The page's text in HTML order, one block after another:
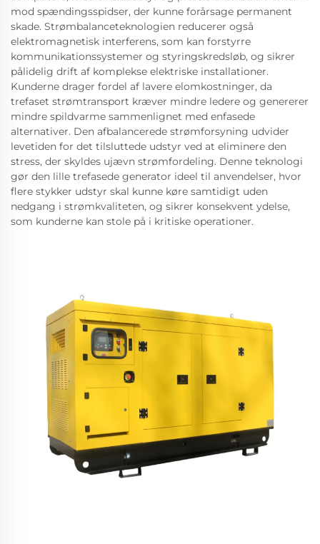
mod spændingsspidser, der kunne forårsage permanent
skade. Strømbalanceteknologien reducerer også
elektromagnetisk interferens, som kan forstyrre
kommunikationssystemer og styringskredsløb, og sikrer
pålidelig drift af komplekse elektriske installationer.
Kunderne drager fordel af lavere elomkostninger, da
trefaset strømtransport kræver mindre ledere og genererer
mindre spildvarme sammenlignet med enfasede
alternativer. Den afbalancerede strømforsyning udvider
levetiden for det tilsluttede udstyr ved at eliminere den
stress, der skyldes ujævn strømfordeling. Denne teknologi
gør den lille trefasede generator ideel til anvendelser, hvor
flere stykker udstyr skal kunne køre samtidigt uden
nedgang i strømkvaliteten, og sikrer konsekvent ydelse,
som kunderne kan stole på i kritiske operationer.